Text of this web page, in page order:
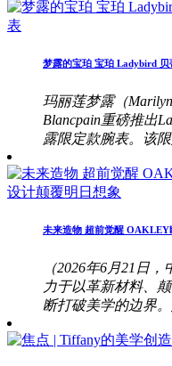
梦露的宝珀 宝珀 Ladybird
玛丽莲梦露（
Blancpain重磅推出
露限定款腕表。该
未来造物 超前觉醒 OAKLEY
（2026年6月21日
力于以革新材料、
断打破美学的边界